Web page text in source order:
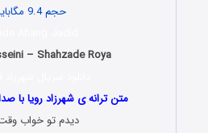
حجم 9.4 مگابایت
– Shahzade Roya
متن ترانه ی شهرزاد رویا با
دیدم تو خواب